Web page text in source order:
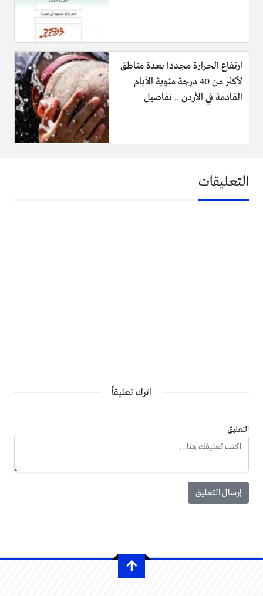
ارتفاع الحرارة مجددا بعدة مناطق
لأكثر من 40 درجة مئوية الأيام
القادمة في الأردن .. تفاصيل
التعليقات
اترك تعليقاً
التعليق